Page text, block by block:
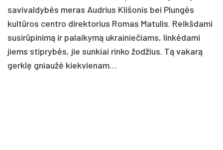
sa­vi­val­dybės me­ras Aud­rius Kli­šo­nis bei Plungės
kultū­ros cent­ro di­rek­to­rius Ro­mas Ma­tu­lis. Reikš­da­mi
su­si­rūpi­nimą ir pa­lai­kymą uk­rai­nie­čiams, linkė­da­mi
jiems stip­rybės, jie sun­kiai rin­ko žod­žius. Tą va­karą
gerklę gniaužė kiek­vie­nam…